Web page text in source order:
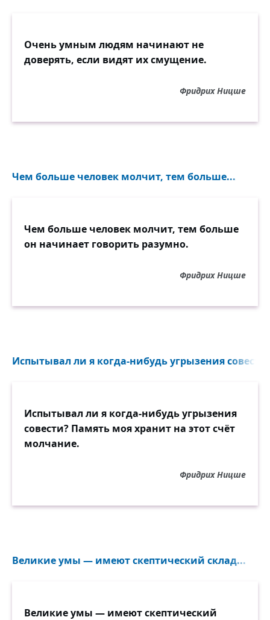
Очень умным людям начинают не
доверять, если видят их смущение.
Фридрих Ницше
Чем больше человек молчит, тем больше...
Чем больше человек молчит, тем больше
он начинает говорить разумно.
Фридрих Ницше
Испытывал ли я когда-нибудь угрызения
Испытывал ли я когда-нибудь угрызения
совести? Память моя хранит на этот счёт
молчание.
Фридрих Ницше
Великие умы — имеют скептический склад...
Великие умы — имеют скептический